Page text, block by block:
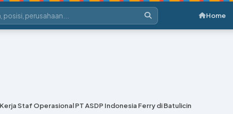
Home
Staf Operasional PT ASDP Indonesia Ferry di Batulicin